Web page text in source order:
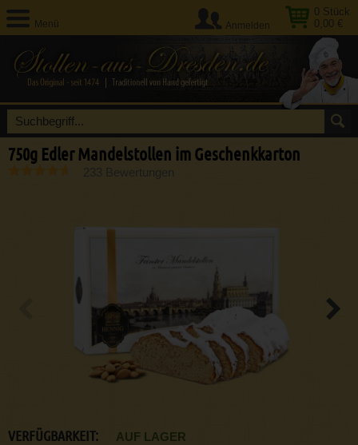
Menü
0 Stück
0,00 €
Anmelden
750g Edler Mandelstollen im Geschenkkarton
VERFÜGBARKEIT: AUF LAGER